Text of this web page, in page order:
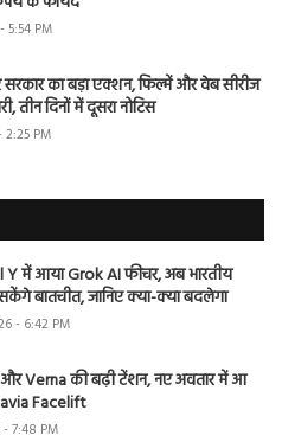
5:54 PM
का बड़ा एक्शन, फिल्में और वेब सीरीज
तीन दिनों में दूसरा नोटिस
2:25 PM
में आया Grok AI फीचर, अब भारतीय
बातचीत, जानिए क्या-क्या बदलेगा
- 6:42 PM
Verna की बढ़ी टेंशन, नए अवतार में आ
Facelift
- 7:48 PM